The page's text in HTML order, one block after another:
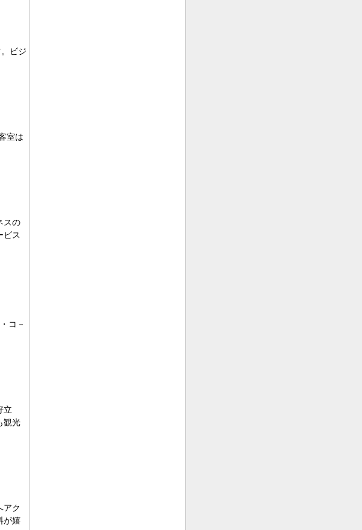
ビジ
室は
スの
ビス
コ－
立
観光
アク
が嬉